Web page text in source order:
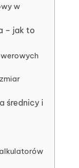
w
– jak to
średnicy i